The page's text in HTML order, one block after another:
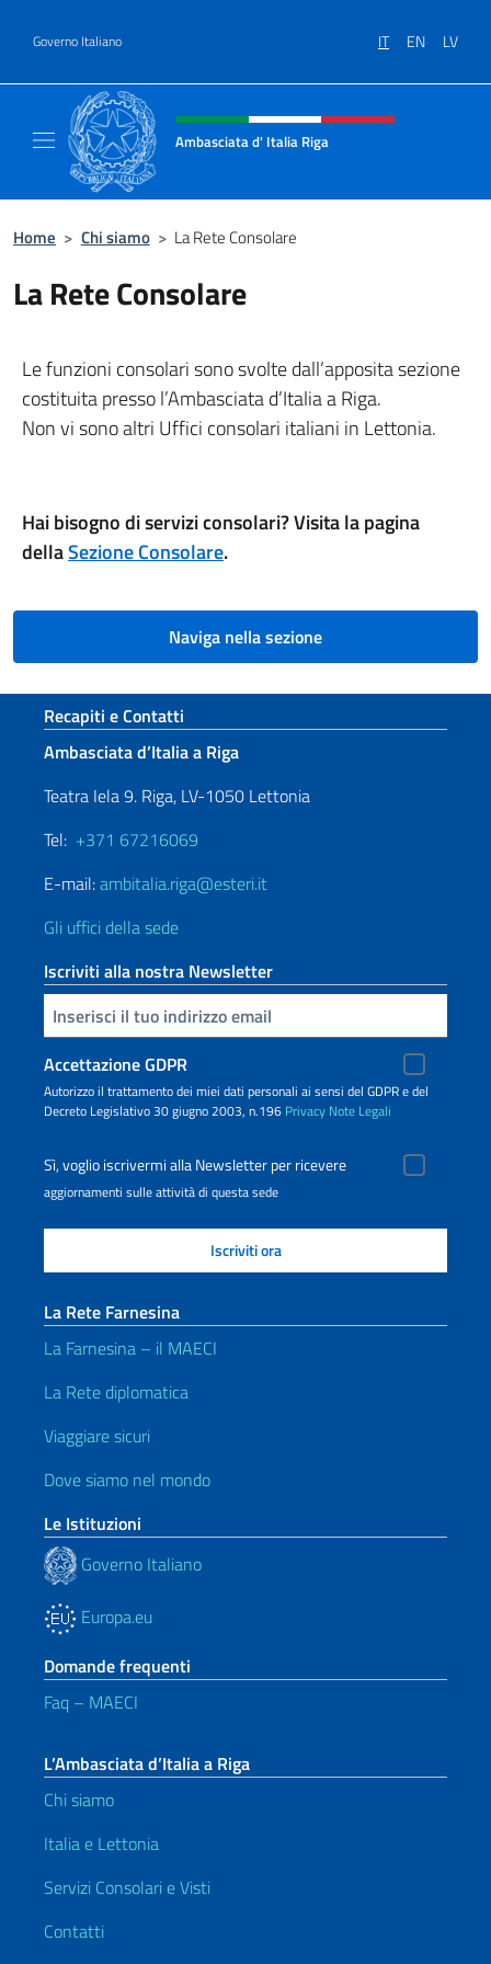
Governo Italiano IT EN LV
Intestazione sito, social e menù
Ambasciata d' Italia Riga
Home > Chi siamo > La Rete Consolare
La Rete Consolare
Le funzioni consolari sono svolte dall’apposita sezione
costituita presso l’Ambasciata d’Italia a Riga.
Non vi sono altri Uffici consolari italiani in Lettonia.
Hai bisogno di servizi consolari? Visita la pagina
dellaSezione Consolare.
Naviga nella sezione
Sezione footer
Recapiti e Contatti
Ambasciata d’Italia a Riga
Teatra Iela 9. Riga, LV-1050 Lettonia
Tel: +371 67216069
E-mail:ambitalia.riga@esteri.it
Gli uffici della sede
Iscriviti alla nostra Newsletter
Inserisci la tua email
Accettazione GDPR
Autorizzo il trattamento dei miei dati personali ai sensi del GDPR e del
Decreto Legislativo 30 giugno 2003, n.196 Privacy Note Legali
Sì, voglio iscrivermi alla Newsletter per ricevere
aggiornamenti sulle attività di questa sede
La Rete Farnesina
La Farnesina – il MAECI
La Rete diplomatica
Viaggiare sicuri
Dove siamo nel mondo
Le Istituzioni
Governo Italiano
Europa.eu
Domande frequenti
Faq – MAECI
L’Ambasciata d’Italia a Riga
Chi siamo
Italia e Lettonia
Servizi Consolari e Visti
Contatti